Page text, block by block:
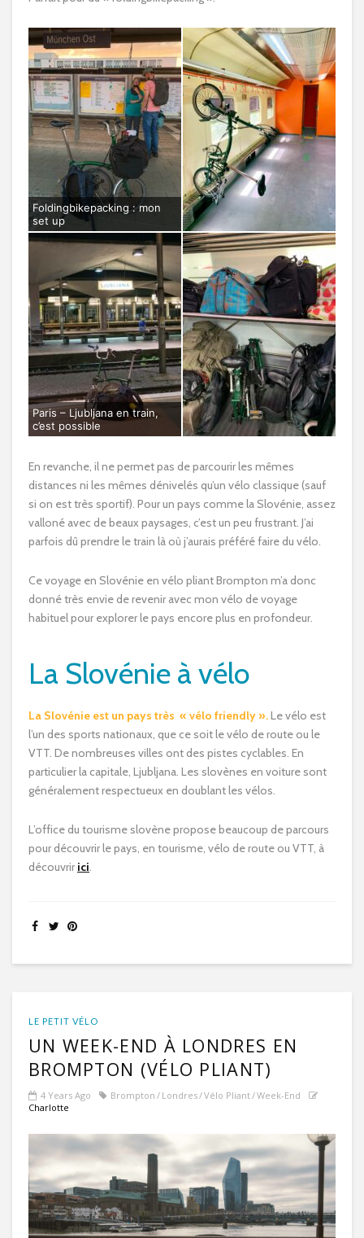
Foldingbikepacking : mon
set up
Paris – Ljubljana en train,
c’est possible
En revanche, il ne permet pas de parcourir les mêmes
distances ni les mêmes dénivelés qu’un vélo classique (sauf
si on est très sportif). Pour un pays comme la Slovénie, assez
valloné avec de beaux paysages, c’est un peu frustrant. J’ai
parfois dû prendre le train là où j’aurais préféré faire du vélo.
Ce voyage en Slovénie en vélo pliant Brompton m’a donc
donné très envie de revenir avec mon vélo de voyage
habituel pour explorer le pays encore plus en profondeur.
La Slovénie à vélo
La Slovénie est un pays très « vélo friendly ».Le vélo est
l’un des sports nationaux, que ce soit le vélo de route ou le
VTT. De nombreuses villes ont des pistes cyclables. En
particulier la capitale, Ljubljana. Les slovènes en voiture sont
généralement respectueux en doublant les vélos.
L’office du tourisme slovène propose beaucoup de parcours
pour découvrir le pays, en tourisme, vélo de route ou VTT, à
découvrir ici.
LE PETIT VÉLO
UN WEEK-END À LONDRES EN
BROMPTON (VÉLO PLIANT)
4 Years Ago Brompton Londres Vélo Pliant Week-End
Charlotte